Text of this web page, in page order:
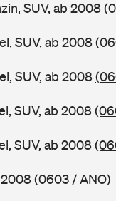
SUV, ab 2008
SUV, ab 2008
SUV, ab 2008
SUV, ab 2008
SUV, ab 2008
2008(0603 / ANO)